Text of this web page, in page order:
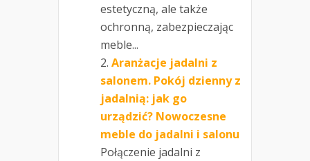
estetyczną, ale także
ochronną, zabezpieczając
meble...
Aranżacje jadalni z
salonem. Pokój dzienny z
jadalnią: jak go
urządzić? Nowoczesne
meble do jadalni i salonu
Połączenie jadalni z